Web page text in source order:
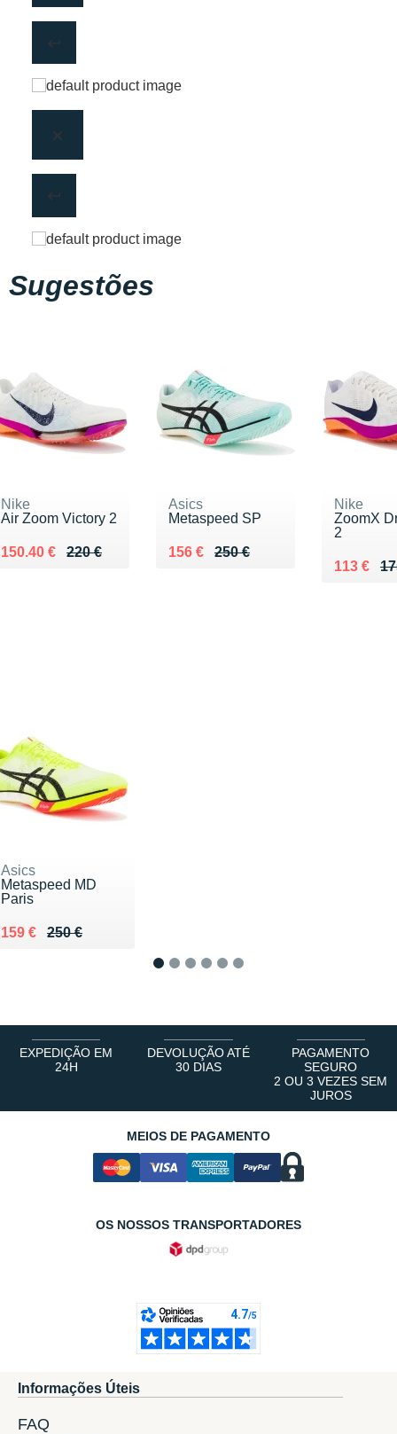
Sugestões
Nike
Air Zoom Victory 2
220 €
Au lieu de 220 €
150.40 €
Vendu 150.40 €
Asics
Metaspeed SP
250 €
Au lieu de 250 €
156 €
Vendu 156 €
Nike
ZoomX
2
Au lieu
113 €
Vendu
Asics
Metaspeed MD
Paris
250 €
Au lieu de 250 €
159 €
Vendu 159 €
EXPEDIÇÃO EM
24H
DEVOLUÇÃO ATÉ
30 DIAS
PAGAMENTO
SEGURO
2 OU 3 VEZES SEM
JUROS
MEIOS DE PAGAMENTO
OS NOSSOS TRANSPORTADORES
Informações Úteis
FAQ